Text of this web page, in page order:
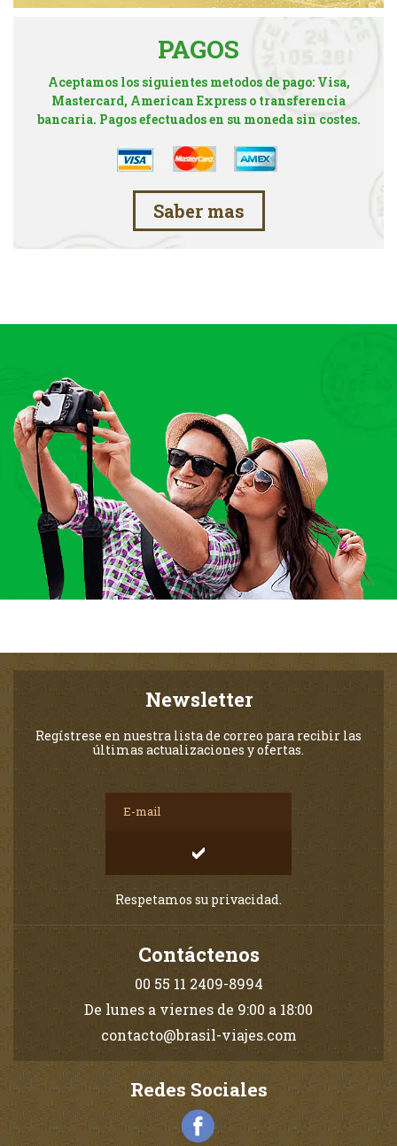
PAGOS
Aceptamos los siguientes metodos de pago: Visa,
Mastercard, American Express o transferencia
bancaria. Pagos efectuados en su moneda sin costes.
Saber mas
Newsletter
Regístrese en nuestra lista de correo para recibir las
últimas actualizaciones y ofertas.
Respetamos su privacidad.
Contáctenos
00 55 11 2409-8994
De lunes a viernes de 9:00 a 18:00
contacto@brasil-viajes.com
Redes Sociales